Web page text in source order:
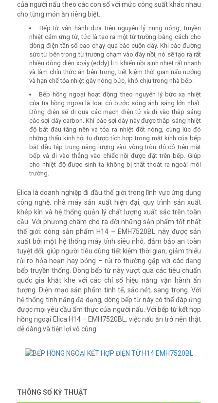
của người nấu theo các con số với mức công suất khác nhau
cho từng món ăn riêng biệt.
Bếp từ vận hành dựa trên nguyên lý nung nóng, truyền
nhiệt cảm ứng từ, tức là tạo ra một từ trường bằng cách cho
dòng điện tần số cao chạy qua các cuộn dây. Khi các đường
sức từ bên trong từ trường chạm vào đáy nồi, nó sẽ tạo ra rất
nhiều dòng diện xoáy (eddy) li ti khiến nồi sinh nhiệt rất nhanh
và làm chín thức ăn bên trong, tiết kiệm thời gian nấu nướng
và hạn chế tỏa nhiệt gây nóng bức, khó chịu trong nhà bếp.
Bếp hồng ngoại hoạt động theo nguyên lý bức xạ nhiệt
của tia hồng ngoại là loại có bước sóng ánh sáng lớn nhất.
Dòng điện sẽ đi qua các mạch điện tử và đi vào thắp sáng
các sợi dây carbon. Khi các sợi dây này được thắp sáng nhiệt
độ bắt đàu tăng nên và tỏa ra nhiệt đốt nóng, cùng lúc đó
những thấu kính hội tụ được tích hợp trong mặt kính của bếp
bắt đầu tập trung năng lượng vào vòng tròn đỏ có trên mặt
bếp và đi vào thẳng vào chiếc nồi được đặt trên bếp. Giúp
cho nhiệt độ được sinh ta không bị thất thoát ra ngoài môi
trường.
Elica là doanh nghiệp đi đầu thế giới trong lĩnh vực ứng dụng
công nghệ, nhà máy sản xuất hiện đại, quy trình sản xuất
khép kín và hệ thống quản lý chất lượng xuất sắc trên toàn
cầu. Với phương châm cho ra đời những sản phẩm tốt nhất
thế giới: dòng sản phẩm H14 – EMH7520BL này được sản
xuất bởi một hệ thống máy tính siêu nhỏ, đảm bảo an toàn
tuyệt đối, giúp người tiêu dùng tiết kiệm thời gian, giảm thiểu
rủi ro hỏa hoạn hay bỏng – rủi ro thường gặp với các dạng
bếp truyền thống. Dòng bếp từ này vượt qua các tiêu chuẩn
quốc gia khắt khe với các chỉ số hiệu năng vận hành ấn
tượng. Diện mạo sản phẩm tinh tế, sắc nét, sang trọng. Với
hệ thống tính năng đa dạng, dòng bếp từ này có thể đáp ứng
được mọi yêu cầu ẩm thực của người nấu. Với bếp từ kết hợp
hồng ngoại Elica H14 – EMH7520BL, việc nấu ăn trở nên thật
dễ dàng và tiện lợi vô cùng.
THÔNG SỐ KỸ THUẬT